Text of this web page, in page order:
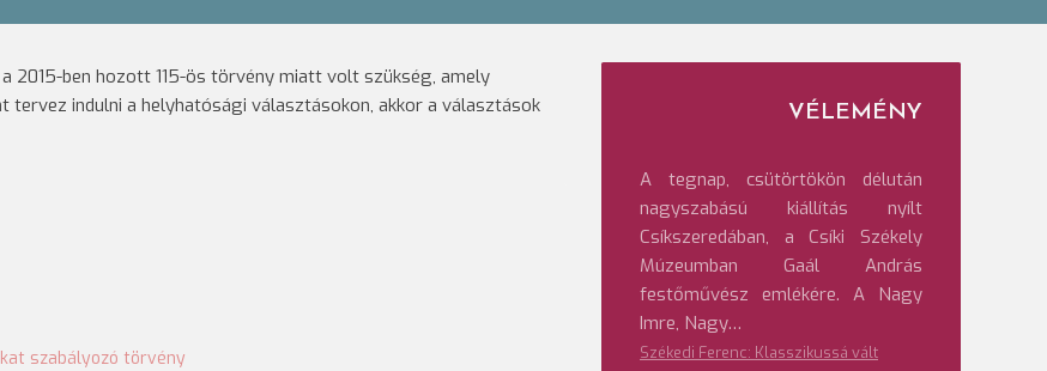
2015-ben hozott 115-ös törvény miatt volt szükség, amely
indulni a helyhatósági választásokon, akkor a választások
szabályozó törvény
VÉLEMÉNY
A tegnap, csütörtökön délután
nagyszabású kiállítás nyílt
Csíkszeredában, a Csíki Székely
Múzeumban Gaál András
festőművész emlékére. A Nagy
Imre, Nagy…
Székedi Ferenc: Klasszikussá vált